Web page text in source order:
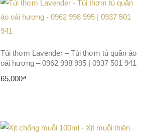
Túi thơm Lavender – Túi thơm tủ quần áo
oải hương – 0962 998 995 | 0937 501 941
65,000₫